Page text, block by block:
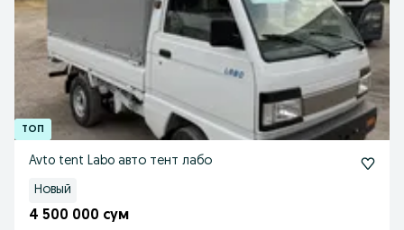
Avto tent Labo авто тент лабо
Новый
4 500 000 сум